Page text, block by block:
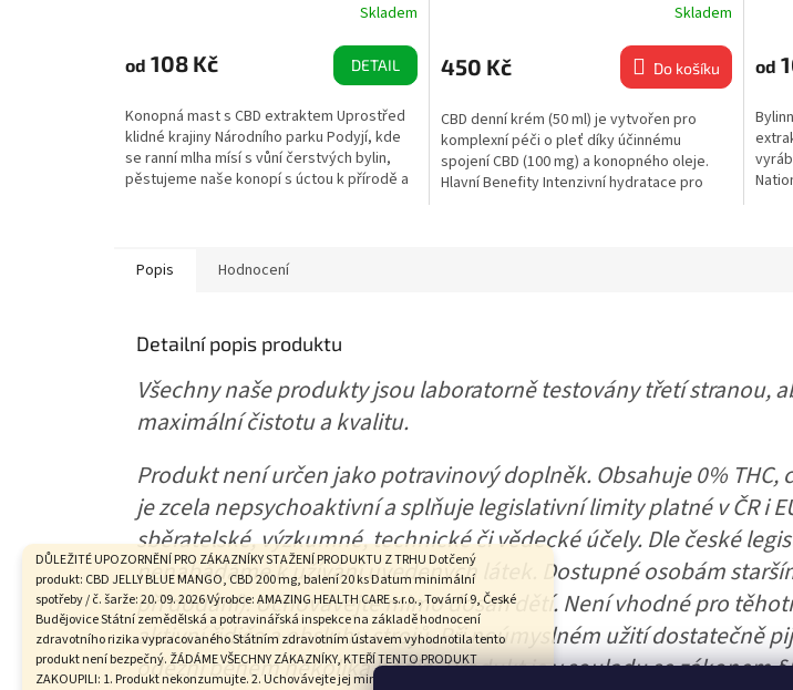
DŮLEŽITÉ UPOZORNĚNÍ PRO ZÁKAZNÍKY STAŽENÍ PRODUKTU Z TRHU Dotčený
produkt: CBD JELLY BLUE MANGO, CBD 200 mg, balení 20 ks Datum minimální
spotřeby / č. šarže: 20. 09. 2026 Výrobce: AMAZING HEALTH CARE s.r.o., Tovární 9, České
Budějovice Státní zemědělská a potravinářská inspekce na základě hodnocení
zdravotního rizika vypracovaného Státním zdravotním ústavem vyhodnotila tento
produkt není bezpečný. ŽÁDÁME VŠECHNY ZÁKAZNÍKY, KTEŘÍ TENTO PRODUKT
ZAKOUPILI: 1. Produkt nekonzumujte. 2. Uchovávejte jej mimo dosah dětí. 3. Vraťte jej
Skladem
od 108 Kč DETAIL
Konopná mast s CBD extraktem Uprostřed
klidné krajiny Národního parku Podyjí, kde
se ranní mlha mísí s vůní čerstvých bylin,
pěstujeme naše konopí s úctou k přírodě a
Skladem
450 Kč Do košíku
CBD denní krém (50 ml) je vytvořen pro
komplexní péči o pleť díky účinnému
spojení CBD (100 mg) a konopného oleje.
Hlavní Benefity Intenzivní hydratace pro
od
Popis Hodnocení
Detailní popis produktu
Všechny naše produkty jsou laboratorně testovány třetí stranou,
maximální čistotu a kvalitu.
Produkt není určen jako potravinový doplněk. Obsahuje 0% THC,
je zcela nepsychoaktivní a splňuje legislativní limity platné v ČR i
sběratelské, výzkumné, technické či vědecké účely. Dle české
nenabádáme k užívání uvedených látek. Dostupné osobám
při dodání). Uchovávejte mimo dosah dětí. Není vhodné pro
aktivní řidiče a obsluhu strojů. Při neúmyslném užití dostatečně
odezní během několika hodin. Produkt je v souladu se zákonem